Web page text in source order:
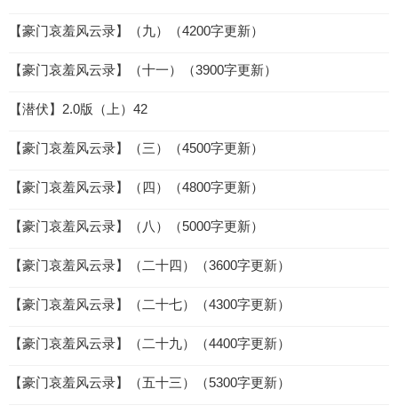
【豪门哀羞风云录】（九）（4200字更新）
【豪门哀羞风云录】（十一）（3900字更新）
【潜伏】2.0版（上）42
【豪门哀羞风云录】（三）（4500字更新）
【豪门哀羞风云录】（四）（4800字更新）
【豪门哀羞风云录】（八）（5000字更新）
【豪门哀羞风云录】（二十四）（3600字更新）
【豪门哀羞风云录】（二十七）（4300字更新）
【豪门哀羞风云录】（二十九）（4400字更新）
【豪门哀羞风云录】（五十三）（5300字更新）